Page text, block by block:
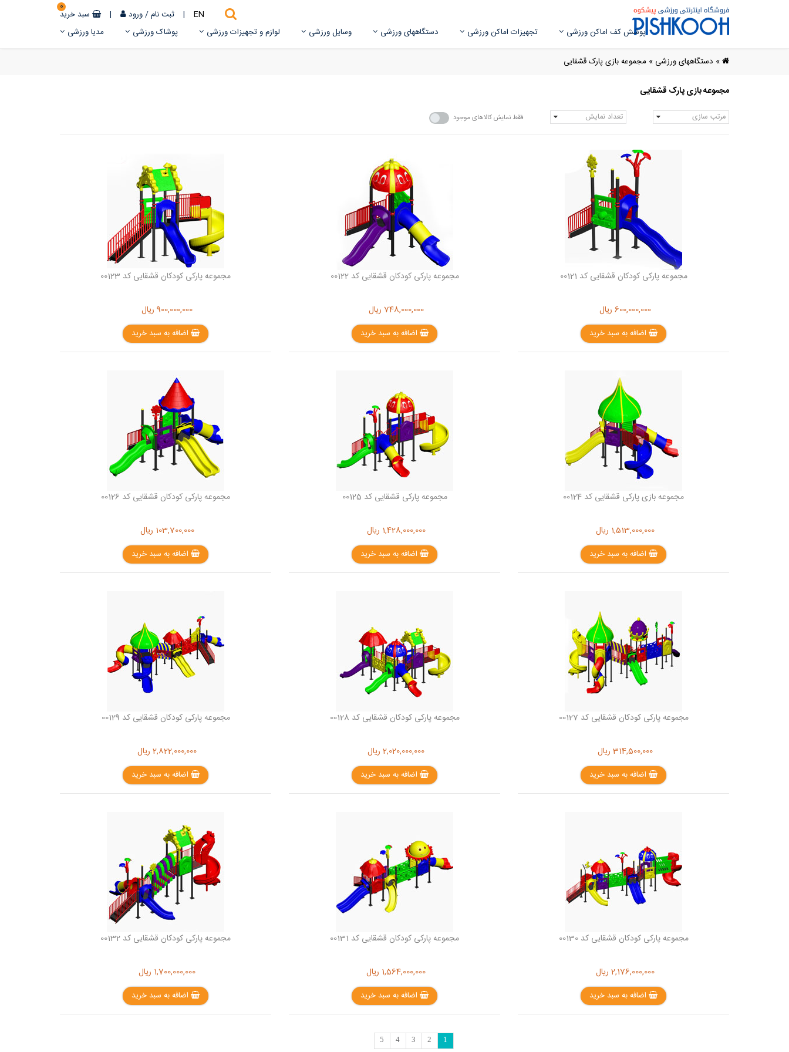
EN
| ثبت نام/ورود | سبد خرید
0
پوشش کف اماکن ورزشی تجهیزات اماکن ورزشی دستگاههای ورزشی وسایل ورزشی لوازم و تجهیزات ورزشی پوشاک ورزشی مدیا ورزشی
» دستگاههای ورزشی » مجموعه بازی پارک قشقایی
مجموعه بازی پارک قشقایی
مرتب سازی تعداد نمایش فقط نمایش کالاهای موجود
مجموعه پارکی کودکان قشقایی کد 00121
600,000,000 ریال
اضافه به سبد خرید
مجموعه پارکی کودکان قشقایی کد 00122
748,000,000 ریال
اضافه به سبد خرید
مجموعه پارکی کودکان قشقایی کد 00123
900,000,000 ریال
اضافه به سبد خرید
مجموعه بازی پارکی قشقایی کد 00124
1,513,000,000 ریال
اضافه به سبد خرید
مجموعه پارکی قشقایی کد 00125
1,428,000,000 ریال
اضافه به سبد خرید
مجموعه پارکی کودکان قشقایی کد 00126
103,700,000 ریال
اضافه به سبد خرید
مجموعه پارکی کودکان قشقایی کد 00127
314,500,000 ریال
اضافه به سبد خرید
مجموعه پارکی کودکان قشقایی کد 00128
2,020,000,000 ریال
اضافه به سبد خرید
مجموعه پارکی کودکان قشقایی کد 00129
2,822,000,000 ریال
اضافه به سبد خرید
مجموعه پارکی کودکان قشقایی کد 00130
2,176,000,000 ریال
اضافه به سبد خرید
مجموعه پارکی کودکان قشقایی کد 00131
1,564,000,000 ریال
اضافه به سبد خرید
مجموعه پارکی کودکان قشقایی کد 00132
1,700,000,000 ریال
اضافه به سبد خرید
1
2
3
4
5